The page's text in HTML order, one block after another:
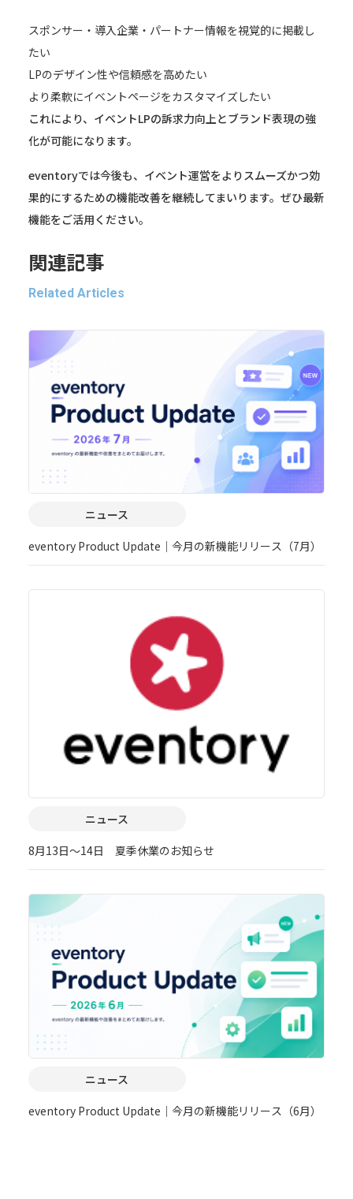
スポンサー・導入企業・パートナー情報を視覚的に掲載し
たい
LPのデザイン性や信頼感を高めたい
より柔軟にイベントページをカスタマイズしたい
これにより、イベントLPの訴求力向上とブランド表現の強
化が可能になります。
eventoryでは今後も、イベント運営をよりスムーズかつ効
果的にするための機能改善を継続してまいります。ぜひ最新
機能をご活用ください。
関連記事
Related Articles
ニュース
eventory Product Update｜今月の新機能リリース（7月）
ニュース
8月13日～14日 夏季休業のお知らせ
ニュース
eventory Product Update｜今月の新機能リリース（6月）